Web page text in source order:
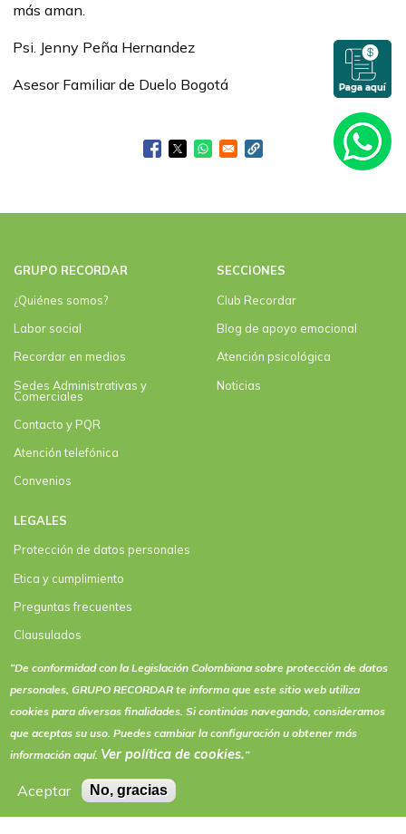
“De conformidad con la Legislación Colombiana sobre protección de datos
personales, GRUPO RECORDAR te informa que este sitio web utiliza
cookies para diversas finalidades. Si continúas navegando, consideramos
que aceptas su uso. Puedes cambiar la configuración u obtener más
información aquí. Ver política decookies.”
Aceptar No, gracias
más aman.
Psi. Jenny Peña Hernandez
Asesor Familiar de Duelo Bogotá
GRUPO RECORDAR
¿Quiénes somos?
Labor social
Recordar en medios
Sedes Administrativas y
Comerciales
Contacto y PQR
Atención telefónica
Convenios
SECCIONES
Club Recordar
Blog de apoyo emocional
Atención psicológica
Noticias
LEGALES
Protección de datos personales
Etica y cumplimiento
Preguntas frecuentes
Clausulados
Clausulado Paquete plus
Términos y condiciones de actividades y eventos